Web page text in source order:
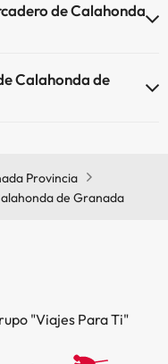
de Calahonda
Calahonda de
Provincia
de Granada
"Viajes Para Ti"